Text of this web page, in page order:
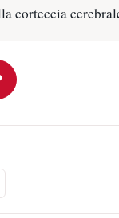
corteccia